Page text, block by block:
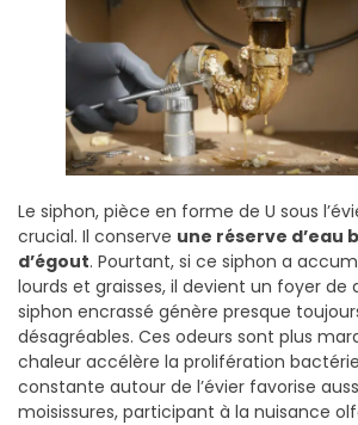
Le siphon, pièce en forme de U sous
crucial. Il conserve une réserve d’eau
d’égout. Pourtant, si ce siphon a
lourds et graisses, il devient un foyer de
siphon encrassé génère presque
désagréables. Ces odeurs sont plus
chaleur accélère la prolifération
constante autour de l’évier favorise
moisissures, participant à la nuisance